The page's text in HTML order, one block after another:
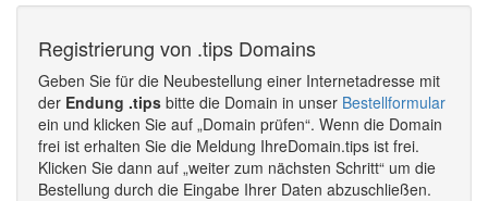
Registrierung von .tips Domains
Geben Sie für die Neubestellung einer Internetadresse mit
der Endung .tips bitte die Domain in unser Bestellformular
ein und klicken Sie auf „Domain prüfen“. Wenn die Domain
frei ist erhalten Sie die Meldung IhreDomain.tips ist frei.
Klicken Sie dann auf „weiter zum nächsten Schritt“ um die
Bestellung durch die Eingabe Ihrer Daten abzuschließen.